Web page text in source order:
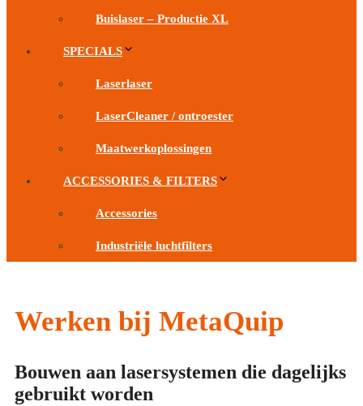
Buislaser – Productie XL
SPECIALS
Laserlaser
LaserCleaner / ontroester
Maatwerkoplossingen
ACCESSORIES & FILTERS
Accessories
Industriële luchtfilters
Werken bij MetaQuip
Bouwen aan lasersystemen die dagelijks
gebruikt worden